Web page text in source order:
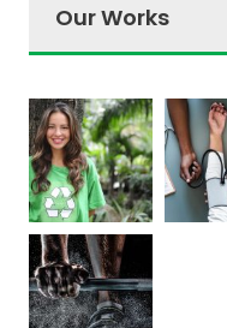
Our Works